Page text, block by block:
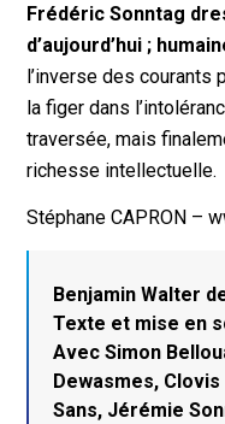
Frédéric Sonntag
d’aujourd’hui ;
l’inverse des
la figer dans
traversée, mais
richesse intellectuelle.
Stéphane CAPRON –
Benjamin Walter
Texte et mise en
Avec Simon
Dewasmes,
Sans, Jérémie